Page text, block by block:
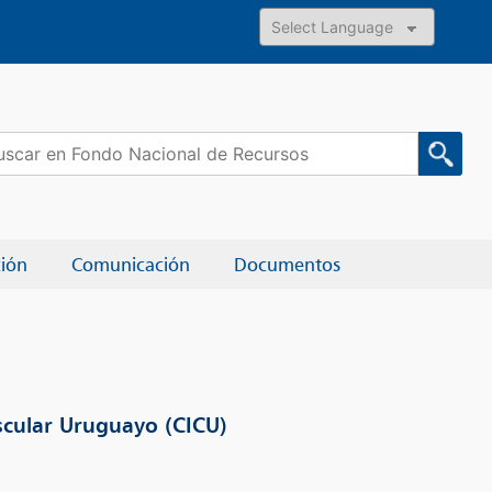
Powered by
Comunicación Documentos
Uruguayo (CICU)